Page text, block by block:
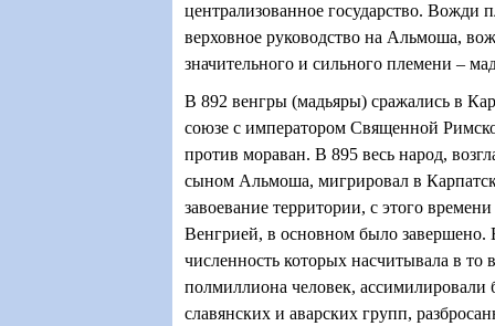
централизованное государство. Вожди
верховное руководство на Альмоша,
значительного и сильного племени –
В 892 венгры (мадьяры) сражались в
союзе с императором Священной
против мораван. В 895 весь народ,
сыном Альмоша, мигрировал в
завоевание территории, с этого
Венгрией, в основном было завершено.
численность которых насчитывала в то
полмиллиона человек, ассимилировали
славянских и аварских групп,